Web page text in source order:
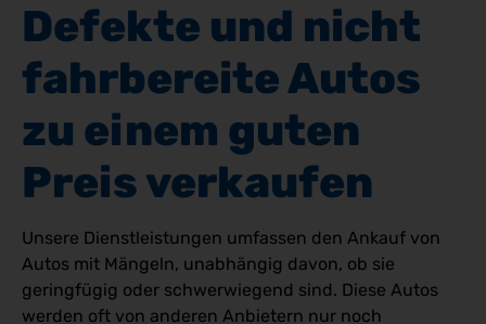
Defekte und nicht
fahrbereite Autos
zu einem guten
Preis verkaufen
Unsere Dienstleistungen umfassen den Ankauf von
Autos mit Mängeln, unabhängig davon, ob sie
geringfügig oder schwerwiegend sind. Diese Autos
werden oft von anderen Anbietern nur noch